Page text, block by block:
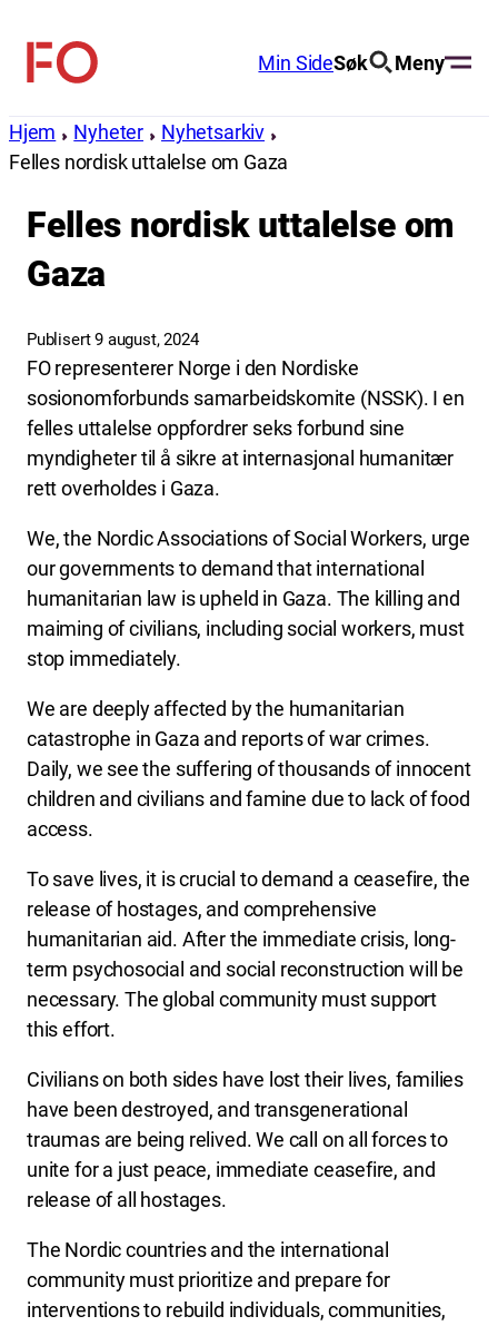
innhold
FO
Min SideSøk Meny
Hjem Nyheter
Nyhetsarkiv
Felles nordisk uttalelse om Gaza
Felles nordisk uttalelse om
Gaza
Publisert 9 august, 2024
FO representerer Norge i den Nordiske
sosionomforbunds samarbeidskomite (NSSK). I en
felles uttalelse oppfordrer seks forbund sine
myndigheter til å sikre at internasjonal humanitær
rett overholdes i Gaza.
We, the Nordic Associations of Social Workers, urge
our governments to demand that international
humanitarian law is upheld in Gaza. The killing and
maiming of civilians, including social workers, must
stop immediately.
We are deeply affected by the humanitarian
catastrophe in Gaza and reports of war crimes.
Daily, we see the suffering of thousands of innocent
children and civilians and famine due to lack of food
access.
To save lives, it is crucial to demand a ceasefire, the
release of hostages, and comprehensive
humanitarian aid. After the immediate crisis, long-
term psychosocial and social reconstruction will be
necessary. The global community must support
this effort.
Civilians on both sides have lost their lives, families
have been destroyed, and transgenerational
traumas are being relived. We call on all forces to
unite for a just peace, immediate ceasefire, and
release of all hostages.
The Nordic countries and the international
community must prioritize and prepare for
interventions to rebuild individuals, communities,